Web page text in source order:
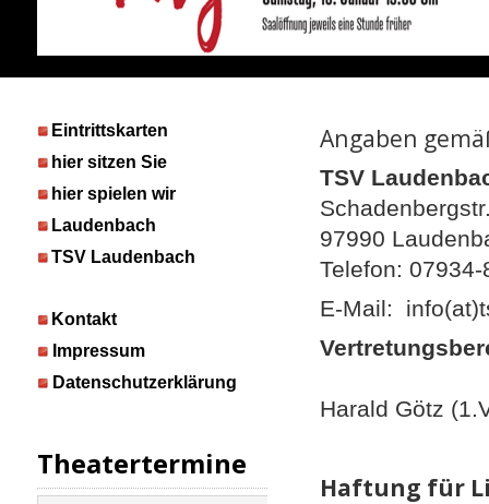
Eintrittskarten
hier sitzen Sie
hier spielen wir
Laudenbach
TSV Laudenbach
Kontakt
Impressum
Datenschutzerklärung
Theatertermine
Angaben
TSV
97990
Telefon: 07934-
E-Mail:
Harald Götz
Haftung für